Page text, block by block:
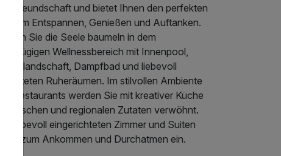
Gastfreundschaft und bietet Ihnen den perfekten
Ort zum Entspannen, Genießen und Auftanken.
Lassen Sie die Seele baumeln in dem
großzügigen Wellnessbereich mit Innenpool,
Saunalandschaft, Dampfbad und liebevoll
gestalteten Ruheräumen. Im stilvollen Ambiente
des Restaurants werden Sie mit kreativer Küche
aus frischen und regionalen Zutaten verwöhnt.
Die liebevoll eingerichteten Zimmer und Suiten
laden zum Ankommen und Durchatmen ein.